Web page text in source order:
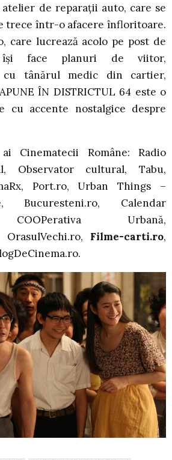
de reparaţii auto, care se
trece într-o afacere înfloritoare.
care lucrează acolo pe post de
îşi face planuri de viitor,
cu tânărul medic din cartier,
ÎN DISTRICTUL 64 este o
cu accente nostalgice despre
Cinematecii Române: Radio
Observator cultural, Tabu,
Port.ro, Urban Things –
Bucuresteni.ro, Calendar
COOPerativa Urbană,
OrasulVechi.ro, Filme-carti.ro,